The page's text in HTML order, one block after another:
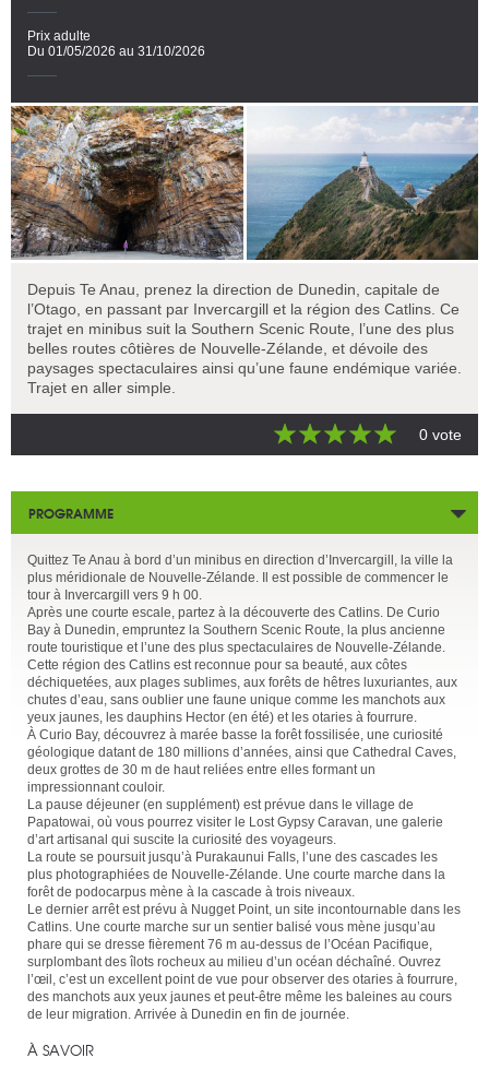
Prix adulte
Du 01/05/2026 au 31/10/2026
Depuis Te Anau, prenez la direction de Dunedin, capitale de
l’Otago, en passant par Invercargill et la région des Catlins. Ce
trajet en minibus suit la Southern Scenic Route, l’une des plus
belles routes côtières de Nouvelle-Zélande, et dévoile des
paysages spectaculaires ainsi qu’une faune endémique variée.
Trajet en aller simple.
0 vote
PROGRAMME
Quittez Te Anau à bord d’un minibus en direction d’Invercargill, la ville la
plus méridionale de Nouvelle-Zélande. Il est possible de commencer le
tour à Invercargill vers 9 h 00.
Après une courte escale, partez à la découverte des Catlins. De Curio
Bay à Dunedin, empruntez la Southern Scenic Route, la plus ancienne
route touristique et l’une des plus spectaculaires de Nouvelle-Zélande.
Cette région des Catlins est reconnue pour sa beauté, aux côtes
déchiquetées, aux plages sublimes, aux forêts de hêtres luxuriantes, aux
chutes d’eau, sans oublier une faune unique comme les manchots aux
yeux jaunes, les dauphins Hector (en été) et les otaries à fourrure.
À Curio Bay, découvrez à marée basse la forêt fossilisée, une curiosité
géologique datant de 180 millions d’années, ainsi que Cathedral Caves,
deux grottes de 30 m de haut reliées entre elles formant un
impressionnant couloir.
La pause déjeuner (en supplément) est prévue dans le village de
Papatowai, où vous pourrez visiter le Lost Gypsy Caravan, une galerie
d’art artisanal qui suscite la curiosité des voyageurs.
La route se poursuit jusqu’à Purakaunui Falls, l’une des cascades les
plus photographiées de Nouvelle-Zélande. Une courte marche dans la
forêt de podocarpus mène à la cascade à trois niveaux.
Le dernier arrêt est prévu à Nugget Point, un site incontournable dans les
Catlins. Une courte marche sur un sentier balisé vous mène jusqu’au
phare qui se dresse fièrement 76 m au-dessus de l’Océan Pacifique,
surplombant des îlots rocheux au milieu d’un océan déchaîné. Ouvrez
l’œil, c’est un excellent point de vue pour observer des otaries à fourrure,
des manchots aux yeux jaunes et peut-être même les baleines au cours
de leur migration. Arrivée à Dunedin en fin de journée.
À SAVOIR